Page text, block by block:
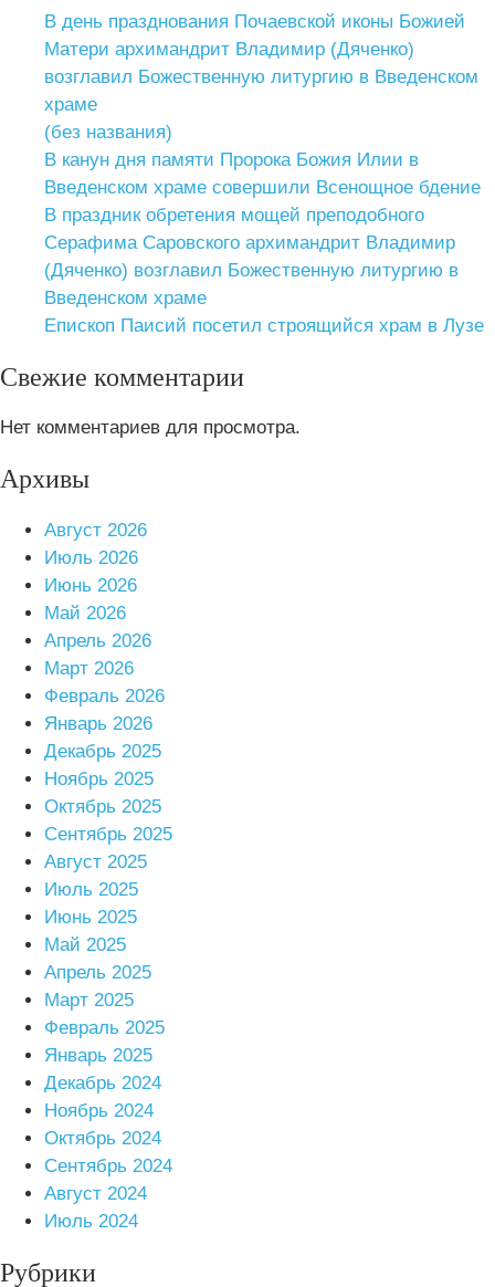
В день празднования Почаевской иконы Божией
Матери архимандрит Владимир (Дяченко)
возглавил Божественную литургию в Введенском
храме
(без названия)
В канун дня памяти Пророка Божия Илии в
Введенском храме совершили Всенощное бдение
В праздник обретения мощей преподобного
Серафима Саровского архимандрит Владимир
(Дяченко) возглавил Божественную литургию в
Введенском храме
Епископ Паисий посетил строящийся храм в Лузе
Свежие комментарии
Нет комментариев для просмотра.
Архивы
Август 2026
Июль 2026
Июнь 2026
Май 2026
Апрель 2026
Март 2026
Февраль 2026
Январь 2026
Декабрь 2025
Ноябрь 2025
Октябрь 2025
Сентябрь 2025
Август 2025
Июль 2025
Июнь 2025
Май 2025
Апрель 2025
Март 2025
Февраль 2025
Январь 2025
Декабрь 2024
Ноябрь 2024
Октябрь 2024
Сентябрь 2024
Август 2024
Июль 2024
Рубрики